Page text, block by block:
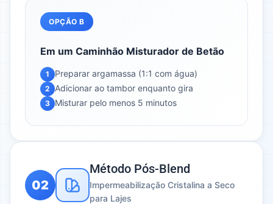
OPÇÃO B
Em um Caminhão Misturador de Betão
1 Preparar argamassa (1:1 com água)
2 Adicionar ao tambor enquanto gira
3 Misturar pelo menos 5 minutos
02
Método Pós-Blend
Impermeabilização Cristalina a Seco
para Lajes